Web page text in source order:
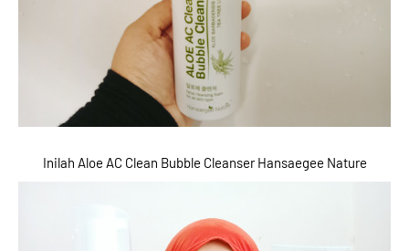
Inilah Aloe AC Clean Bubble Cleanser Hansaegee Nature